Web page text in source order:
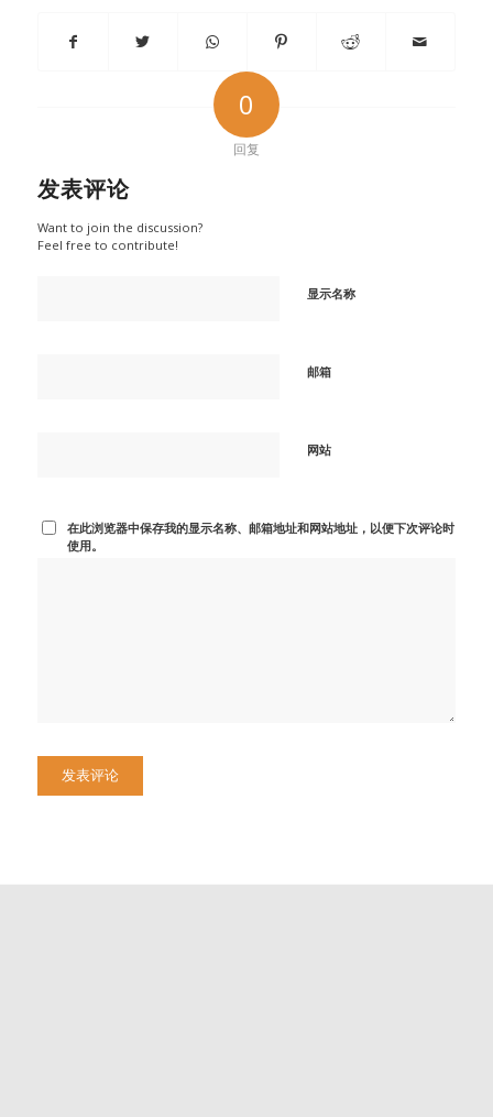
0
回复
发表评论
Want to join the discussion?
Feel free to contribute!
显示名称
邮箱
网站
在此浏览器中保存我的显示名称、邮箱地址和网站地址，以便下次评论时
使用。